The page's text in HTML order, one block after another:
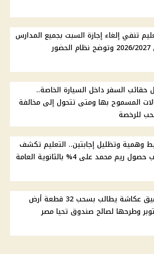
تنفي إلغاء إجازة السبت بجميع المدارس
حقائب السفر داخل السيارة الخاصة..
المسموح بها ومتى تتحول إلى مخالفة
للرخصة
وهمية وتظليل إجابتين.. التعليم تكشف
ريم محمد على 4% بالثانوية العامة
توفيق عكاشة يطالب بسحب 32 قطعة أرض
وطرحها لصالح صندوق تحيا مصر